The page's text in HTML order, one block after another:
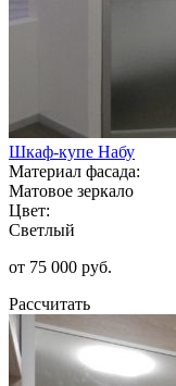
Шкаф-купе Набу
Материал фасада:
Матовое зеркало
Цвет:
Светлый
от 75 000 руб.
Рассчитать